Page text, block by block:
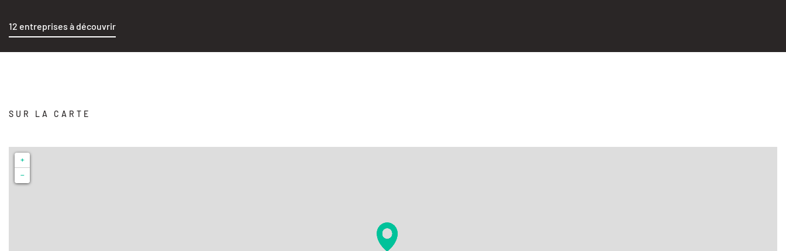
12 entreprises à découvrir
SUR LA CARTE
+
−